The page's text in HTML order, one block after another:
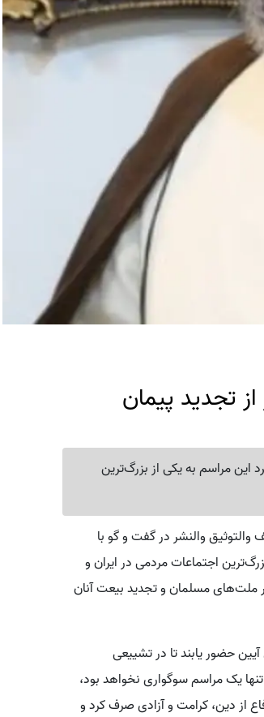
تجدید پیمان
این مراسم به یکی از بزرگ‌ترین
والنشر در گفت و گو با
اجتماعات مردمی در ایران و
ملت‌های مسلمان و تجدید بیعت آنان
حضور یابند تا در تشییعی
یک مراسم سوگواری نخواهد بود،
از دین، کرامت و آزادی صرف کرد و